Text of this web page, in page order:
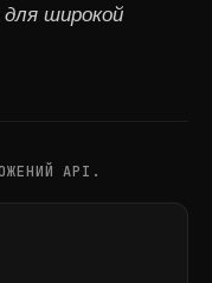
широкой
API.